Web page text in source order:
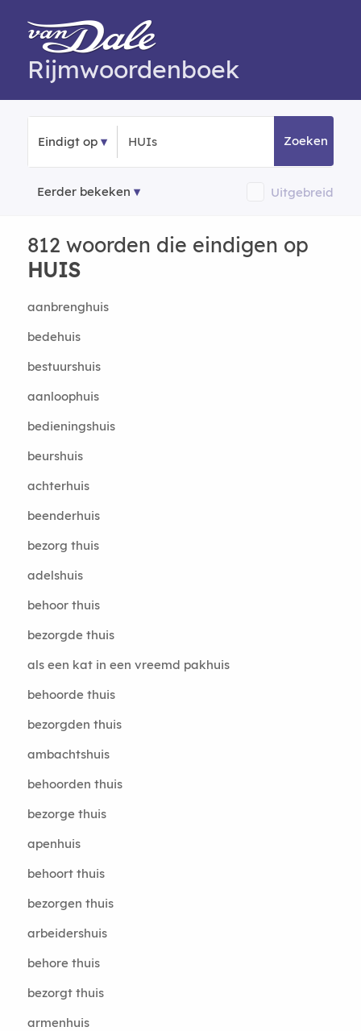
Rijmwoordenboek
Eindigt op Zoeken
Eerder bekeken Uitgebreid
812 woorden die eindigen op
HUIS
aanbrenghuis
bedehuis
bestuurshuis
aanloophuis
bedieningshuis
beurshuis
achterhuis
beenderhuis
bezorg thuis
adelshuis
behoor thuis
bezorgde thuis
als een kat in een vreemd pakhuis
behoorde thuis
bezorgden thuis
ambachtshuis
behoorden thuis
bezorge thuis
apenhuis
behoort thuis
bezorgen thuis
arbeidershuis
behore thuis
bezorgt thuis
armenhuis